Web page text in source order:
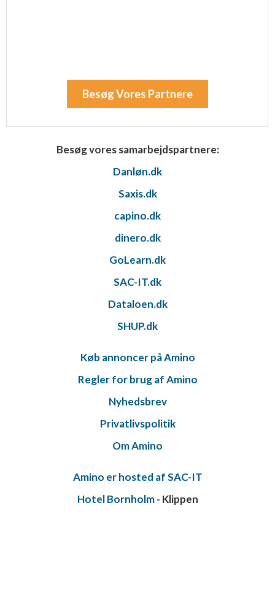
Besøg Vores Partnere
Besøg vores samarbejdspartnere:
Danløn.dk
Saxis.dk
capino.dk
dinero.dk
GoLearn.dk
SAC-IT.dk
Dataloen.dk
SHUP.dk
Køb annoncer på Amino
Regler for brug af Amino
Nyhedsbrev
Privatlivspolitik
Om Amino
Amino er hosted af SAC-IT
Hotel Bornholm- Klippen